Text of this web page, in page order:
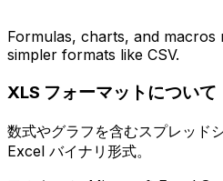
Formulas, charts, and
simpler formats like CSV.
XLS フォーマットについて
数式やグラフを含むスプレッド
Excel バイナリ形式。